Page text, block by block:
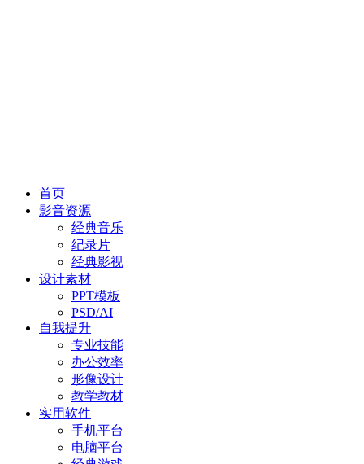
首页
影音资源
经典音乐
纪录片
经典影视
设计素材
PPT模板
PSD/AI
自我提升
专业技能
办公效率
形像设计
教学教材
实用软件
手机平台
电脑平台